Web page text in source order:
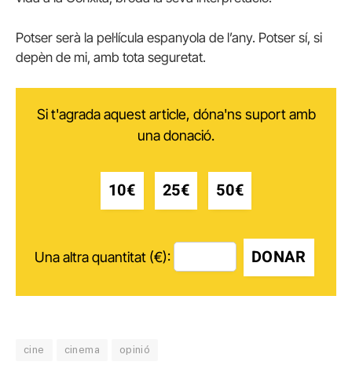
Potser serà la pel·lícula espanyola de l’any. Potser sí, si
depèn de mi, amb tota seguretat.
Si t'agrada aquest article, dóna'ns suport amb
una donació.
10€ 25€ 50€
Una altra quantitat (€): DONAR
cine cinema opinió